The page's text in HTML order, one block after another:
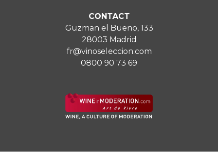
CONTACT
Guzman el Bueno, 133
28003 Madrid
fr@vinoseleccion.com
0800 90 73 69